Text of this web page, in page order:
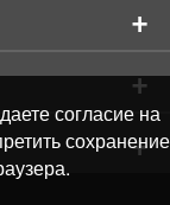
согласие на
сохранение